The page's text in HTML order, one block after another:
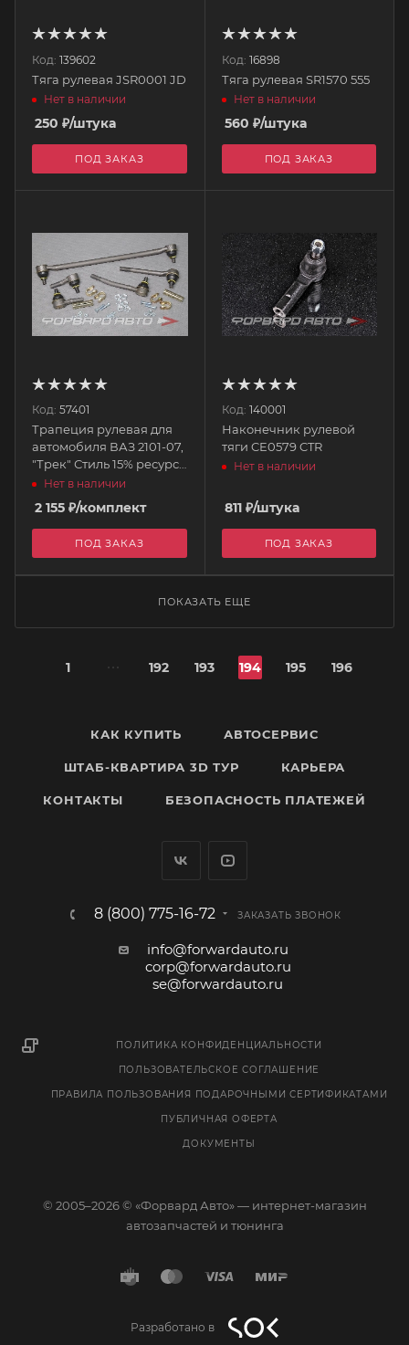
Код: 139602
Тяга рулевая JSR0001 JD
Нет в наличии
250 ₽/штука
ПОД ЗАКАЗ
Код: 16898
Тяга рулевая SR1570 555
Нет в наличии
560 ₽/штука
ПОД ЗАКАЗ
Код: 57401
Трапеция рулевая для
автомобиля ВАЗ 2101-07,
"Трек" Стиль 15% ресурс
<> Нет в наличии
2 155 ₽/комплект
ПОД ЗАКАЗ
Код: 140001
Наконечник рулевой
тяги CE0579 CTR
Нет в наличии
811₽/штука
ПОД ЗАКАЗ
ПОКАЗАТЬ ЕЩЕ
1 192 193 194 195 196
КАК КУПИТЬ АВТОСЕРВИС
ШТАБ-КВАРТИРА 3D ТУР КАРЬЕРА
КОНТАКТЫ БЕЗОПАСНОСТЬ ПЛАТЕЖЕЙ
8 (800) 775-16-72 ЗАКАЗАТЬ ЗВОНОК
info@forwardauto.ru
corp@forwardauto.ru
se@forwardauto.ru
ПОЛИТИКА КОНФИДЕНЦИАЛЬНОСТИ
ПОЛЬЗОВАТЕЛЬСКОЕ СОГЛАШЕНИЕ
ПРАВИЛА ПОЛЬЗОВАНИЯ ПОДАРОЧНЫМИ СЕРТИФИКАТАМИ
ПУБЛИЧНАЯ ОФЕРТА
ДОКУМЕНТЫ
© 2005–2026 © «Форвард Авто» — интернет-магазин
автозапчастей и тюнинга
Разработано в